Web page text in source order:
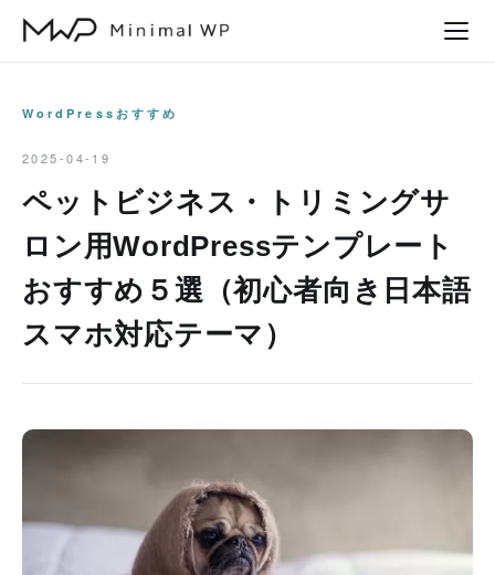
WordPressおすすめ
2025-04-19
ペットビジネス・トリミングサ
ロン用WordPressテンプレート
おすすめ５選（初心者向き日本語
スマホ対応テーマ）